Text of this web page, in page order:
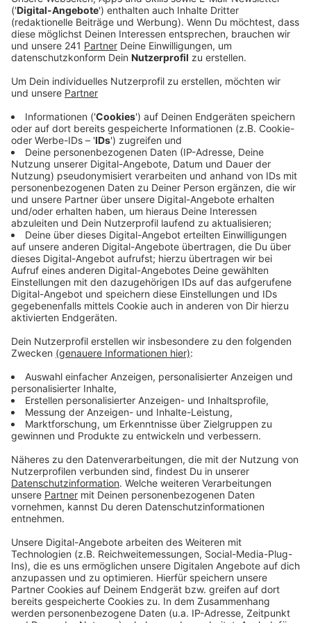
Veröffentlicht:Mittwoch, 13.03.2024 08:40
Anzeige
Die kleinen Kameras sollen für mehr Sicherheit im
Dienst sorgen, so der KOD – die Mitarbeitenden
erhoffen sich von den Bodycams eine abschreckende
Wirkung auf Randalierer. Außerdem kann eine
Aufzeichnung durch die Kameras im Nachhinein bei der
Aufklärung von Einsätzen helfen. Die rund 30
Außendienstkräfte des KOD müssen für den Umgang
mit den Bodycams extra geschult werden, weil damit
viele datenschutzrechtliche Regeln einhergehen – im
Vorfeld waren die Kameras monatelang intensiv
getestet worden. Erfahrungen zufolge haben
Bodycams eine deeskalierende Wirkung, sie sind zum
Beispiel bereits bei der KVB im Einsatz.
Weitere Meldungen aus Leverkusen
Anzeige
VHS Leverkusen: Immer mehr Kurse und Teilnehmende
Köln: Streit in Leverkusener Obdachlosentreff vor
Gericht
Anzeige